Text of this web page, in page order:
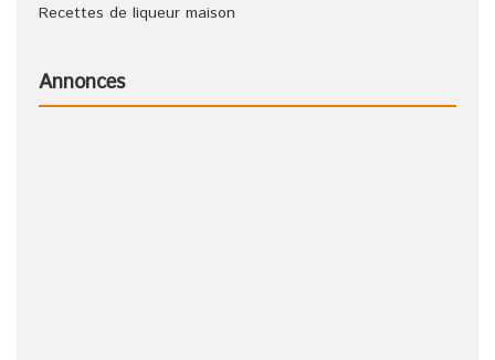
Recettes de liqueur maison
Annonces